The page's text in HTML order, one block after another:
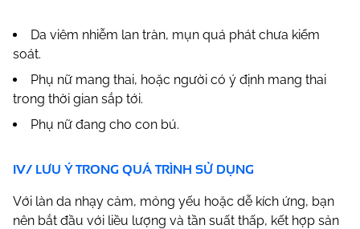
Da viêm nhiễm lan tràn, mụn quá phát chưa kiểm
soát.
Phụ nữ mang thai, hoặc người có ý định mang thai
trong thời gian sắp tới.
Phụ nữ đang cho con bú.
IV/ LƯU Ý TRONG QUÁ TRÌNH SỬ DỤNG
Với làn da nhạy cảm, mỏng yếu hoặc dễ kích ứng, bạn
nên bắt đầu với liều lượng và tần suất thấp, kết hợp sản